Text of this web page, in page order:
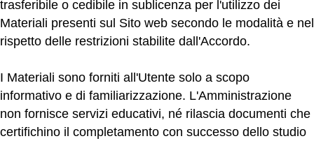
trasferibile o cedibile in sublicenza per l'utilizzo dei
Materiali presenti sul Sito web secondo le modalità e nel
rispetto delle restrizioni stabilite dall'Accordo.
I Materiali sono forniti all'Utente solo a scopo
informativo e di familiarizzazione. L'Amministrazione
non fornisce servizi educativi, né rilascia documenti che
certifichino il completamento con successo dello studio